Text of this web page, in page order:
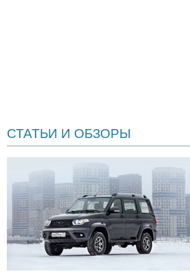
СТАТЬИ И ОБЗОРЫ